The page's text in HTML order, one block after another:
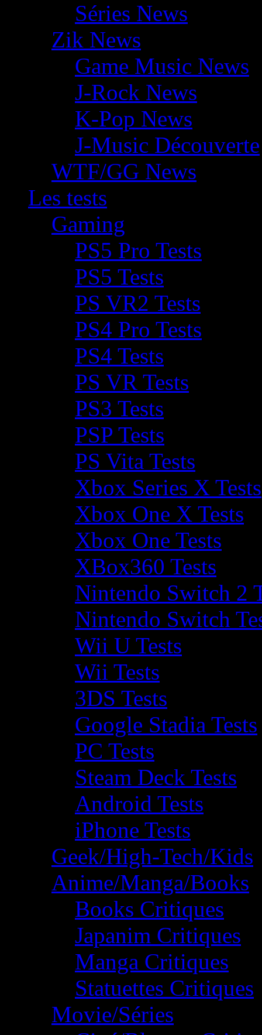
Séries News
Zik News
Game Music News
J-Rock News
K-Pop News
J-Music Découverte
WTF/GG News
Les tests
Gaming
PS5 Pro Tests
PS5 Tests
PS VR2 Tests
PS4 Pro Tests
PS4 Tests
PS VR Tests
PS3 Tests
PSP Tests
PS Vita Tests
Xbox Series X Tests
Xbox One X Tests
Xbox One Tests
XBox360 Tests
Nintendo Switch 2
Nintendo Switch
Wii U Tests
Wii Tests
3DS Tests
Google Stadia Tests
PC Tests
Steam Deck Tests
Android Tests
iPhone Tests
Geek/High-Tech/Kids
Anime/Manga/Books
Books Critiques
Japanim Critiques
Manga Critiques
Statuettes Critiques
Movie/Séries